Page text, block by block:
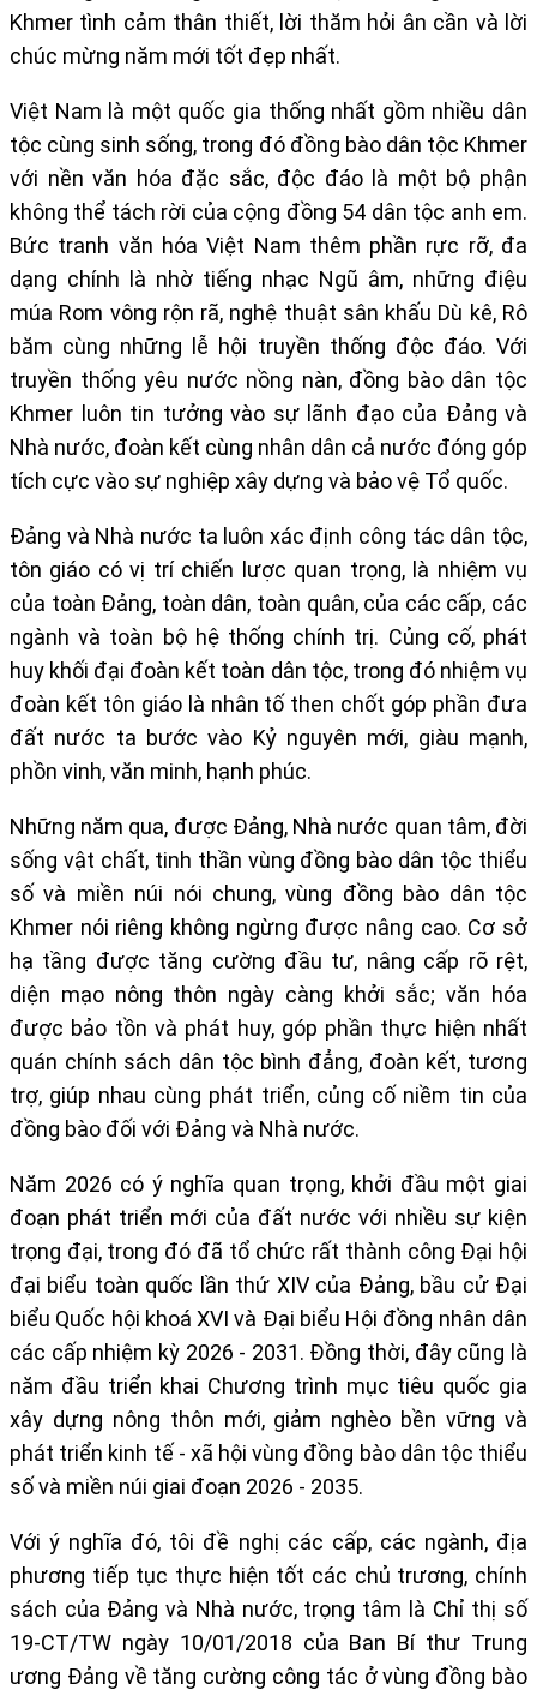
Khmer tình cảm thân thiết, lời thăm hỏi ân cần và lời
chúc mừng năm mới tốt đẹp nhất.
Việt Nam là một quốc gia thống nhất gồm nhiều dân
tộc cùng sinh sống, trong đó đồng bào dân tộc Khmer
với nền văn hóa đặc sắc, độc đáo là một bộ phận
không thể tách rời của cộng đồng 54 dân tộc anh em.
Bức tranh văn hóa Việt Nam thêm phần rực rỡ, đa
dạng chính là nhờ tiếng nhạc Ngũ âm, những điệu
múa Rom vông rộn rã, nghệ thuật sân khấu Dù kê, Rô
băm cùng những lễ hội truyền thống độc đáo. Với
truyền thống yêu nước nồng nàn, đồng bào dân tộc
Khmer luôn tin tưởng vào sự lãnh đạo của Đảng và
Nhà nước, đoàn kết cùng nhân dân cả nước đóng góp
tích cực vào sự nghiệp xây dựng và bảo vệ Tổ quốc.
Đảng và Nhà nước ta luôn xác định công tác dân tộc,
tôn giáo có vị trí chiến lược quan trọng, là nhiệm vụ
của toàn Đảng, toàn dân, toàn quân, của các cấp, các
ngành và toàn bộ hệ thống chính trị. Củng cố, phát
huy khối đại đoàn kết toàn dân tộc, trong đó nhiệm vụ
đoàn kết tôn giáo là nhân tố then chốt góp phần đưa
đất nước ta bước vào Kỷ nguyên mới, giàu mạnh,
phồn vinh, văn minh, hạnh phúc.
Những năm qua, được Đảng, Nhà nước quan tâm, đời
sống vật chất, tinh thần vùng đồng bào dân tộc thiểu
số và miền núi nói chung, vùng đồng bào dân tộc
Khmer nói riêng không ngừng được nâng cao. Cơ sở
hạ tầng được tăng cường đầu tư, nâng cấp rõ rệt,
diện mạo nông thôn ngày càng khởi sắc; văn hóa
được bảo tồn và phát huy, góp phần thực hiện nhất
quán chính sách dân tộc bình đẳng, đoàn kết, tương
trợ, giúp nhau cùng phát triển, củng cố niềm tin của
đồng bào đối với Đảng và Nhà nước.
Năm 2026 có ý nghĩa quan trọng, khởi đầu một giai
đoạn phát triển mới của đất nước với nhiều sự kiện
trọng đại, trong đó đã tổ chức rất thành công Đại hội
đại biểu toàn quốc lần thứ XIV của Đảng, bầu cử Đại
biểu Quốc hội khoá XVI và Đại biểu Hội đồng nhân dân
các cấp nhiệm kỳ 2026 - 2031. Đồng thời, đây cũng là
năm đầu triển khai Chương trình mục tiêu quốc gia
xây dựng nông thôn mới, giảm nghèo bền vững và
phát triển kinh tế - xã hội vùng đồng bào dân tộc thiểu
số và miền núi giai đoạn 2026 - 2035.
Với ý nghĩa đó, tôi đề nghị các cấp, các ngành, địa
phương tiếp tục thực hiện tốt các chủ trương, chính
sách của Đảng và Nhà nước, trọng tâm là Chỉ thị số
19-CT/TW ngày 10/01/2018 của Ban Bí thư Trung
ương Đảng về tăng cường công tác ở vùng đồng bào